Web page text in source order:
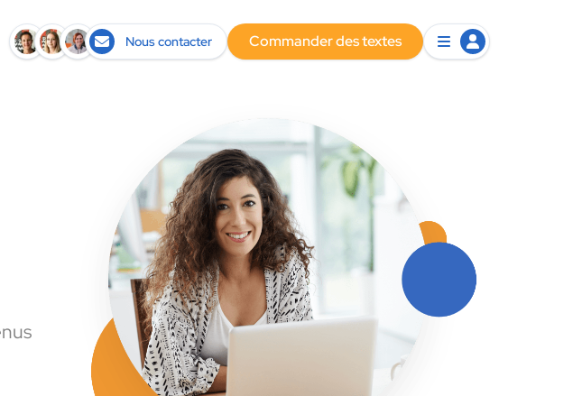
Nous contacter Commander des textes